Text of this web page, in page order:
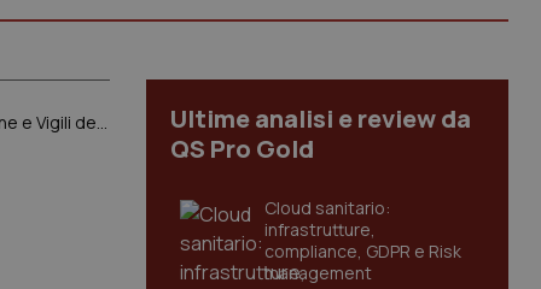
Morbillo. Pronto il Piano del Ministero. Vaccinazione trivalente obbligatoria per concorsi Forze dell’Ordine e Vigili del Fuoco. Ma anche per i corsi Erasmus e per iscriversi alle Società sportive
Ultime analisi e review da
QS Pro Gold
Cloud sanitario:
infrastrutture,
compliance, GDPR e Risk
management